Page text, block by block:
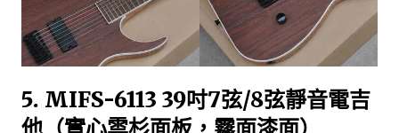
5. MIFS-6113 39吋7弦/8弦靜音電吉